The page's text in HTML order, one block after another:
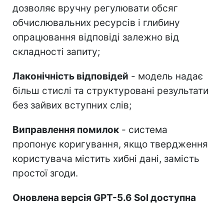
дозволяє вручну регулювати обсяг
обчислювальних ресурсів і глибину
опрацювання відповіді залежно від
складності запиту;
Лаконічність відповідей - модель надає
більш стислі та структуровані результати
без зайвих вступних слів;
Виправлення помилок - система
пропонує коригування, якщо твердження
користувача містить хибні дані, замість
простої згоди.
Оновлена версія GPT-5.6 Sol доступна